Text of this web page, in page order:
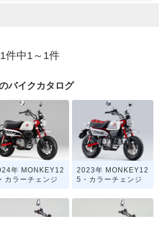
1件中1～1件
バイクカタログ
年 MONKEY12
カラーチェンジ
2023年 MONKEY12
5・カラーチェンジ